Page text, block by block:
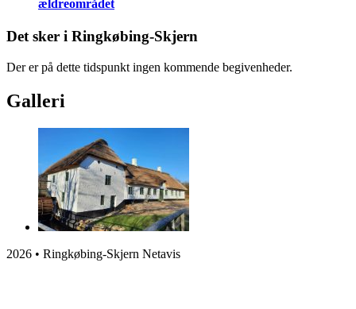
ældreområdet
Det sker i Ringkøbing-Skjern
Der er på dette tidspunkt ingen kommende begivenheder.
Galleri
2026 • Ringkøbing-Skjern Netavis